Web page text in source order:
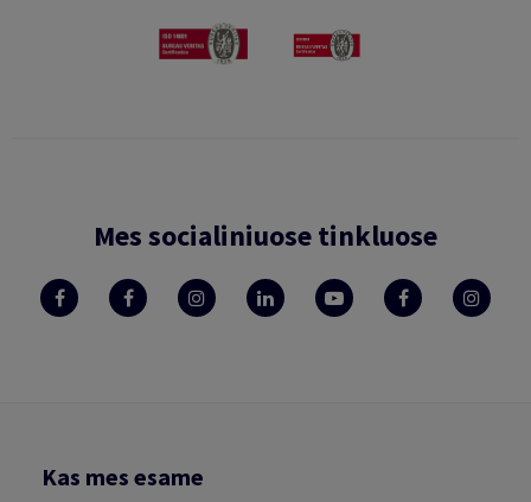
Mes socialiniuose tinkluose
Kas mes esame